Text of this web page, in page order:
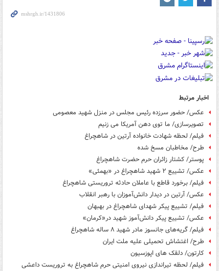
اخبار مرتبط
عکس/ حضور سرزده رئیس مجلس در منزل شهید معصومی
تصویرسازی/ ما توی دهن آمریکا می زنیم
فیلم/ لحظه شهادت خانواده آرتین در شاهچراغ
طرح/ مخاطبان مسخ شده
پوستر/ کشتار زائران حرم حضرت شاهچراغ
عکس/ تشییع ۲ شهید شاهچراغ در «بهمئی»
فیلم/ برخورد قاطع با عاملان حادثه تروریستی شاهچراغ
عکس/ آرتین در دیدار دانش‌آموزان با رهبر انقلاب
فیلم/ تشییع پیکر شهدای شاهچراغ در بهبهان
عکس/ تشییع پیکر دانش‌آموز شهید در«کرمان»
فیلم/ گریه‌های جانسوز مادر شهید ۸ ساله شاهچراغ
طرح/ اغتشاش تحمیلی علیه ملت ایران
کارتون/ دلقک های اپوزسیون
فیلم/ لحظه تیراندازی نیروی امنیتی حرم شاهچراغ به تروریست داعشی